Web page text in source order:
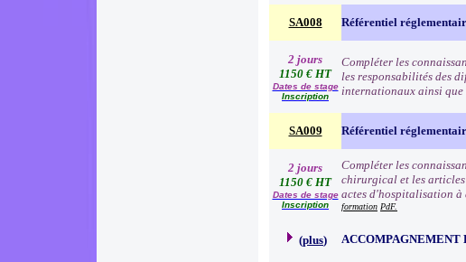
SA008 Référentiel
2 jours
1150 € HT
Dates de stage
Inscription
Compléter les
les responsabilités des
internationaux ainsi que
SA009 Référentiel
2 jours
1150 € HT
Dates de stage
Inscription
Compléter les
chirurgical et les
actes d'hospitalisation à
formation PdF.
(plus) ACCOMPAGNEMENT